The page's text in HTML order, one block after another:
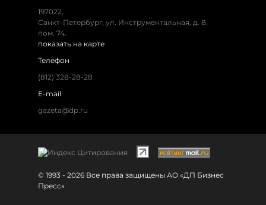
197022,
Санкт-Петербург, ул. Инструментальная, д. 8,
пом. 74.
показать на карте
Телефон
(812) 328-28-28
E-mail
gazeta@dp.ru
© 1993 - 2026 Все права защищены АО «ДП Бизнес
Пресс»